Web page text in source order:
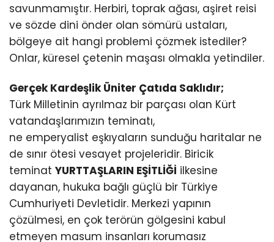
savunmamıştır. Herbiri, toprak ağası, aşiret reisi
ve sözde dini önder olan sömürü ustaları,
bölgeye ait hangi problemi çözmek istediler?
Onlar, küresel çetenin maşası olmakla yetindiler.
Gerçek Kardeşlik Üniter Çatıda Saklıdır;
Türk Milletinin ayrılmaz bir parçası olan Kürt
vatandaşlarımızın teminatı,
ne emperyalist eşkıyaların sunduğu haritalar ne
de sınır ötesi vesayet projeleridir. Biricik
teminat YURTTAŞLARIN EŞİTLİĞİ ilkesine
dayanan, hukuka bağlı güçlü bir Türkiye
Cumhuriyeti Devletidir. Merkezi yapının
çözülmesi, en çok terörün gölgesini kabul
etmeyen masum insanları korumasız